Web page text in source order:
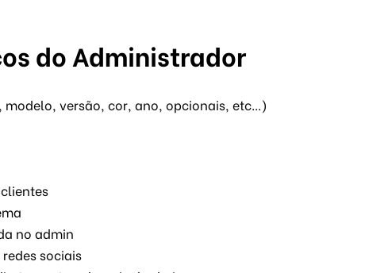
do Administrador
versão, cor, ano, opcionais, etc...)
no admin
sociais